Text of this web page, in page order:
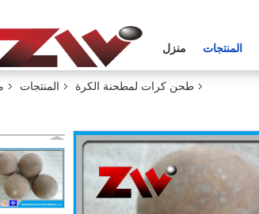
منزل المنتجات
المنتجات طحن كرات لمطحنة الكرة